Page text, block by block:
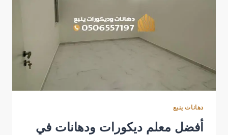
دهانات ينبع
أفضل معلم ديكورات ودهانات في